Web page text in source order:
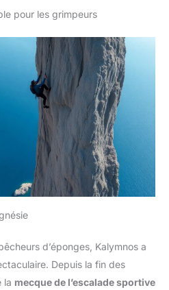
pour les grimpeurs
d’éponges, Kalymnos a
Depuis la fin des
la mecque de l’escalade sportive